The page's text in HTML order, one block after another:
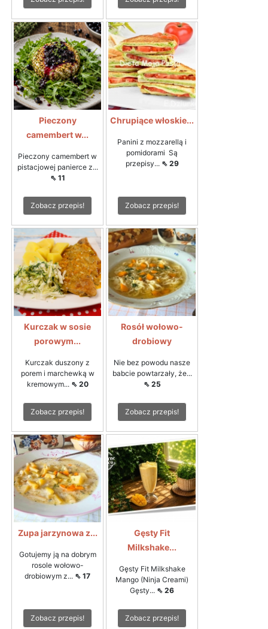
Pieczony
camembert w...
Pieczony camembert w
pistacjowej panierce z...
⇖ 11
Zobacz przepis!
Chrupiące włoskie...
Panini z mozzarellą i
pomidorami Są
przepisy... ⇖ 29
Zobacz przepis!
Kurczak w sosie
porowym...
Kurczak duszony z
porem i marchewką w
kremowym... ⇖ 20
Zobacz przepis!
Rosół wołowo-
drobiowy
Nie bez powodu nasze
babcie powtarzały, że...
⇖ 25
Zobacz przepis!
Zupa jarzynowa z...
Gotujemy ją na dobrym
rosole wołowo-
drobiowym z... ⇖ 17
Zobacz przepis!
Gęsty Fit
Milkshake...
Gęsty Fit Milkshake
Mango (Ninja Creami)
Gęsty... ⇖ 26
Zobacz przepis!